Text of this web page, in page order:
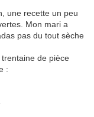
une recette un peu
Mon mari a
pas du tout sèche
de pièce
: